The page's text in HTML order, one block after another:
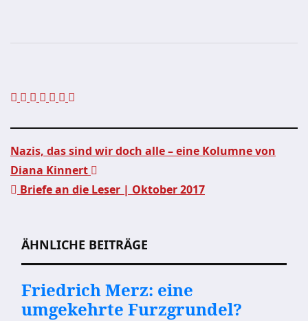
Beitragsnavigation
Nazis, das sind wir doch alle – eine Kolumne von
Diana Kinnert
Briefe an die Leser | Oktober 2017
ÄHNLICHE BEITRÄGE
Friedrich Merz: eine
umgekehrte Furzgrundel?